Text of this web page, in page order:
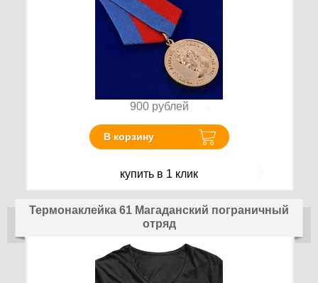
900 рублей
В корзину
купить в 1 клик
Термонаклейка 61 Магаданский пограничный
отряд